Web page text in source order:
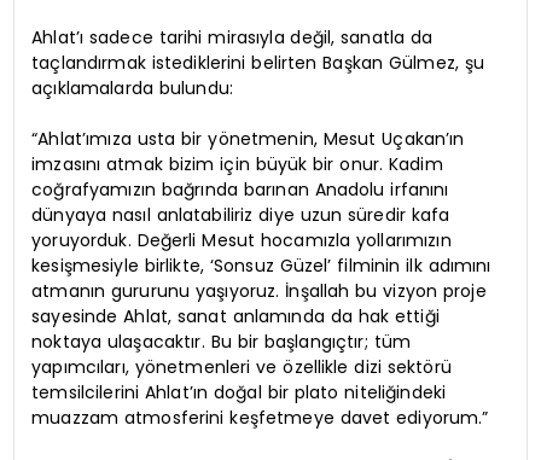
Ahlat’ı sadece tarihi mirasıyla değil, sanatla da
taçlandırmak istediklerini belirten Başkan Gülmez, şu
açıklamalarda bulundu:
“Ahlat’ımıza usta bir yönetmenin, Mesut Uçakan’ın
imzasını atmak bizim için büyük bir onur. Kadim
coğrafyamızın bağrında barınan Anadolu irfanını
dünyaya nasıl anlatabiliriz diye uzun süredir kafa
yoruyorduk. Değerli Mesut hocamızla yollarımızın
kesişmesiyle birlikte, ‘Sonsuz Güzel’ filminin ilk adımını
atmanın gururunu yaşıyoruz. İnşallah bu vizyon proje
sayesinde Ahlat, sanat anlamında da hak ettiği
noktaya ulaşacaktır. Bu bir başlangıçtır; tüm
yapımcıları, yönetmenleri ve özellikle dizi sektörü
temsilcilerini Ahlat’ın doğal bir plato niteliğindeki
muazzam atmosferini keşfetmeye davet ediyorum.”